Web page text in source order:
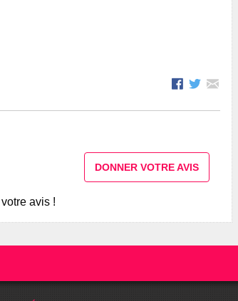
DONNER VOTRE AVIS
avis !